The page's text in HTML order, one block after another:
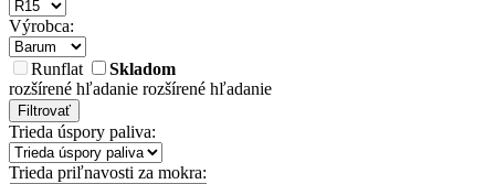
Výrobca:
Runflat
Skladom
rozšírené hľadanie rozšírené hľadanie
Filtrovať
Trieda úspory paliva:
Trieda priľnavosti za mokra: